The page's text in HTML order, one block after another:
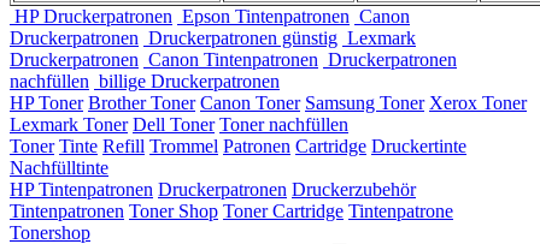
HP Druckerpatronen Epson Tintenpatronen Canon
Druckerpatronen Druckerpatronen günstig Lexmark
Druckerpatronen Canon Tintenpatronen Druckerpatronen
nachfüllen billige Druckerpatronen
HP Toner Brother Toner Canon Toner Samsung Toner Xerox Toner
Lexmark Toner Dell Toner Toner nachfüllen
Toner Tinte Refill Trommel Patronen Cartridge Druckertinte
Nachfülltinte
HP Tintenpatronen Druckerpatronen Druckerzubehör
Tintenpatronen Toner Shop Toner Cartridge Tintenpatrone
Tonershop